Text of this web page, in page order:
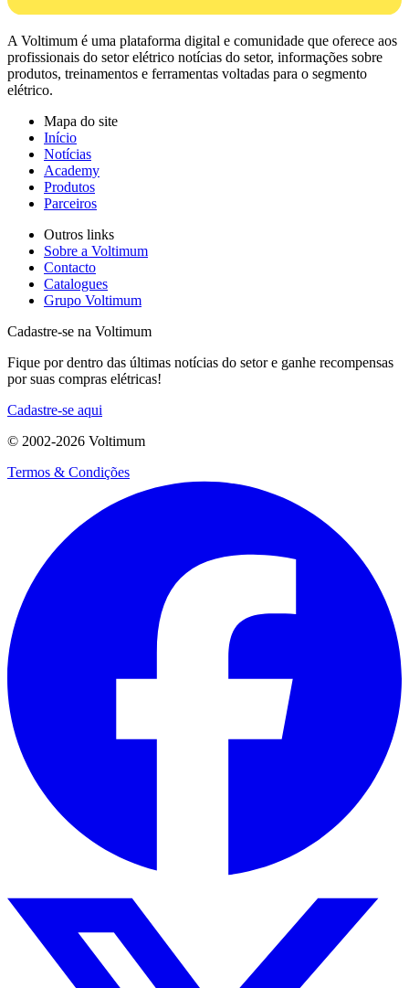
A Voltimum é uma plataforma digital e comunidade que oferece aos
profissionais do setor elétrico notícias do setor, informações sobre
produtos, treinamentos e ferramentas voltadas para o segmento
elétrico.
Mapa do site
Início
Notícias
Academy
Produtos
Parceiros
Outros links
Sobre a Voltimum
Contacto
Catalogues
Grupo Voltimum
Cadastre-se na Voltimum
Fique por dentro das últimas notícias do setor e ganhe recompensas
por suas compras elétricas!
Cadastre-se aqui
© 2002-2026 Voltimum
Termos & Condições